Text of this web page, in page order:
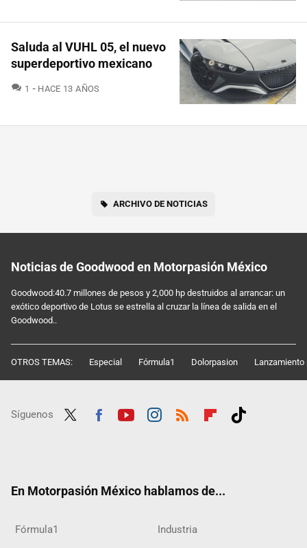
Saluda al VUHL 05, el nuevo
superdeportivo mexicano
1 COMENTARIOS
HACE 13 AÑOS
ARCHIVO DE NOTICIAS
Noticias de Goodwood en Motorpasión México
Goodwood:40.7 millones de pesos y 2,000 hp destruidos al arrancar: un
exótico deportivo de Lotus se estrella al cruzar la línea de salida en el
Goodwood..
OTROS TEMAS: Especial Fórmula1 Dolorpasion Lanzamiento
Síguenos
En Motorpasión México hablamos de...
Fórmula1 Industria